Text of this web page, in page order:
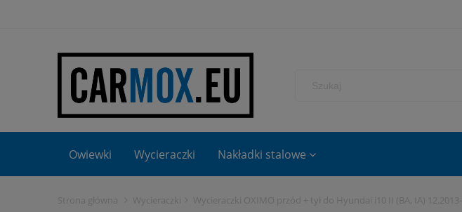
Owiewki Wycieraczki Nakładki stalowe
Strona główna Wycieraczki Wycieraczki OXIMO przód + tył do Hyundai i10 II (BA, IA) 12.2013-